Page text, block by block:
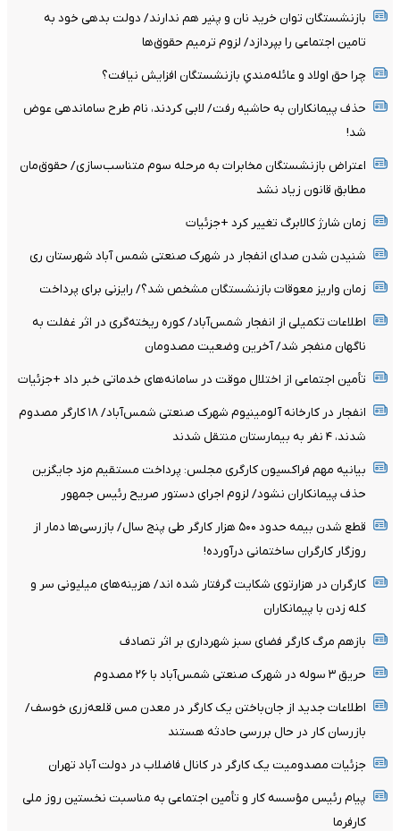
بازنشستگان توان خرید نان و پنیر هم ندارند/ دولت بدهی خود به
تامین اجتماعی را بپردازد/ لزوم ترمیم حقوق‌ها
چرا حق اولاد و عائله‌مندیِ بازنشستگان افزایش نیافت؟
حذف پیمانکاران به حاشیه رفت/ لابی کردند، نام طرح ساماندهی عوض
شد!
اعتراض بازنشستگان مخابرات به مرحله سوم متناسب‌سازی/ حقوق‌مان
مطابق قانون زیاد نشد
زمان شارژ کالابرگ تغییر کرد +جزئیات
شنیدن شدن صدای انفجار در شهرک صنعتی شمس آباد شهرستان ری
زمان واریز معوقات بازنشستگان مشخص شد؟/ رایزنی برای پرداخت
اطلاعات تکمیلی از انفجار شمس‌آباد/ کوره ریخته‌گری در اثر غفلت به
ناگهان منفجر شد/ آخرین وضعیت مصدومان
تأمین اجتماعی از اختلال موقت در سامانه‌های خدماتی خبر داد +جزئیات
انفجار در کارخانه آلومینیوم شهرک صنعتی شمس‌آباد/ ۱۸ کارگر مصدوم
شدند، ۴ نفر به بیمارستان منتقل شدند
بیانیه مهم فراکسیون کارگری مجلس: پرداخت مستقیم مزد جایگزین
حذف پیمانکاران نشود/ لزوم اجرای دستور صریح رئیس جمهور
قطع شدن بیمه حدود ۵۰۰ هزار کارگر طی پنج سال/ بازرسی‌ها دمار از
روزگار کارگران ساختمانی درآورده!
کارگران در هزارتوی شکایت گرفتار شده اند/ هزینه‌های میلیونی سر و
کله زدن با پیمانکاران
بازهم مرگ کارگر فضای سبز شهرداری بر اثر تصادف
حریق ۳ سوله در شهرک صنعتی شمس‌آباد با ۲۶ مصدوم
اطلاعات جدید از جان‌باختن یک کارگر در معدن مس قلعه‌زری خوسف/
بازرسان کار در حال بررسی حادثه هستند
جزئیات مصدومیت یک کارگر در کانال فاضلاب در دولت آباد تهران
پیام رئیس مؤسسه کار و تأمین اجتماعی به مناسبت نخستین روز ملی
کارفرما